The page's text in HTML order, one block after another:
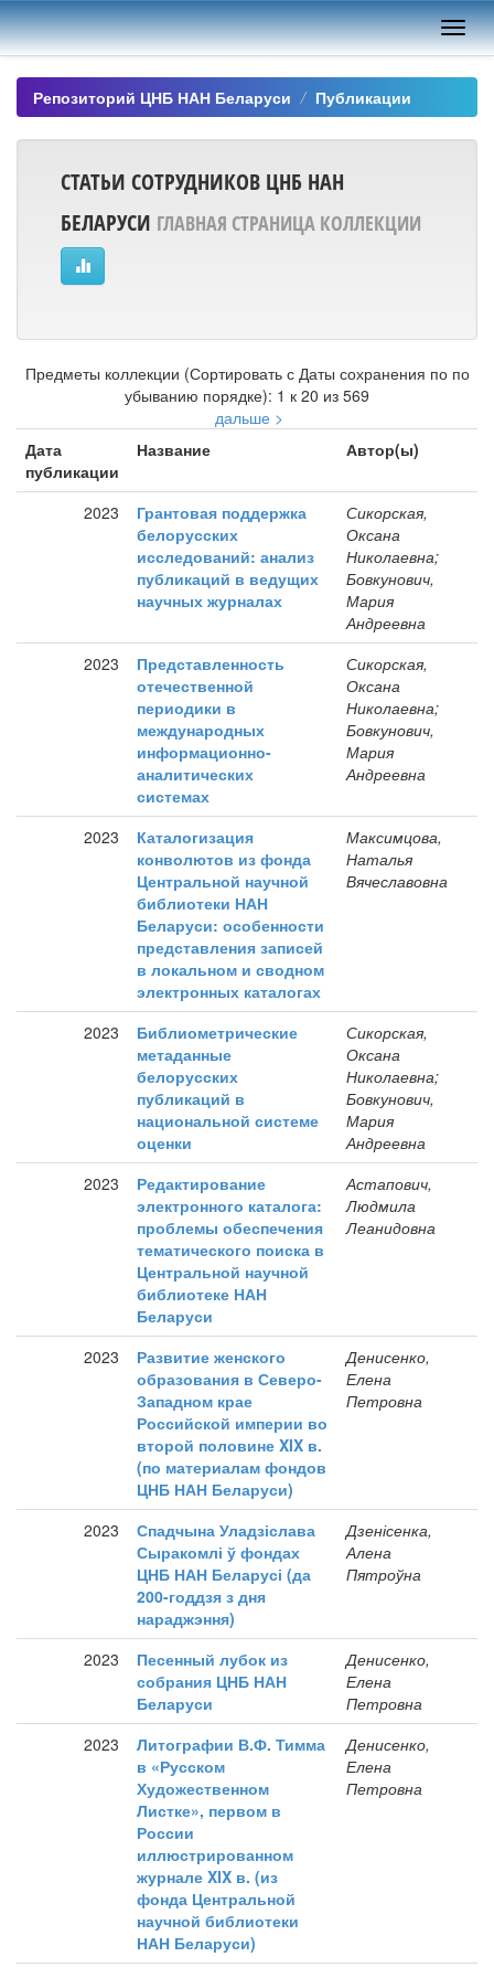
Skip
navigation
Репозиторий ЦНБ НАН Беларуси Публикации
СТАТЬИ СОТРУДНИКОВ ЦНБ НАН
БЕЛАРУСИ ГЛАВНАЯ СТРАНИЦА КОЛЛЕКЦИИ
Предметы коллекции (Сортировать с Даты сохранения по по
убыванию порядке): 1 к 20 из 569
дальше >
Дата
публикации
Название Автор(ы)
2023
Грантовая поддержка
белорусских
исследований: анализ
публикаций в ведущих
научных журналах
Сикорская,
Оксана
Николаевна;
Бовкунович,
Мария
Андреевна
2023
Представленность
отечественной
периодики в
международных
информационно-
аналитических
системах
Сикорская,
Оксана
Николаевна;
Бовкунович,
Мария
Андреевна
2023
Каталогизация
конволютов из фонда
Центральной научной
библиотеки НАН
Беларуси: особенности
представления записей
в локальном и сводном
электронных каталогах
Максимцова,
Наталья
Вячеславовна
2023
Библиометрические
метаданные
белорусских
публикаций в
национальной системе
оценки
Сикорская,
Оксана
Николаевна;
Бовкунович,
Мария
Андреевна
2023
Редактирование
электронного каталога:
проблемы обеспечения
тематического поиска в
Центральной научной
библиотеке НАН
Беларуси
Астапович,
Людмила
Леанидовна
2023
Развитие женского
образования в Северо-
Западном крае
Российской империи во
второй половине XIX в.
(по материалам фондов
ЦНБ НАН Беларуси)
Денисенко,
Елена
Петровна
2023
Спадчына Уладзіслава
Сыракомлі ў фондах
ЦНБ НАН Беларусі (да
200-годдзя з дня
нараджэння)
Дзенісенка,
Алена
Пятроўна
2023
Песенный лубок из
собрания ЦНБ НАН
Беларуси
Денисенко,
Елена
Петровна
2023
Литографии В.Ф. Тимма
в «Русском
Художественном
Листке», первом в
России
иллюстрированном
журнале XIX в. (из
фонда Центральной
научной библиотеки
НАН Беларуси)
Денисенко,
Елена
Петровна